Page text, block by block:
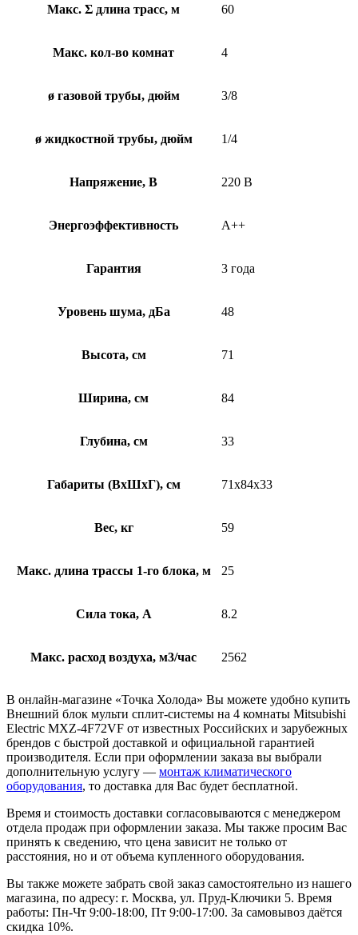
Макс. Σ длина трасс, м 60
Макс. кол-во комнат 4
ø газовой трубы, дюйм 3/8
ø жидкостной трубы, дюйм 1/4
Напряжение, В 220 В
Энергоэффективность А++
Гарантия 3 года
Уровень шума, дБа 48
Высота, см 71
Ширина, см 84
Глубина, см 33
Габариты (ВхШхГ), см 71x84x33
Вес, кг 59
Макс. длина трассы 1-го блока, м 25
Сила тока, А 8.2
Макс. расход воздуха, м3/час 2562
В онлайн-магазине «Точка Холода» Вы можете удобно купить
Внешний блок мульти сплит-системы на 4 комнаты Mitsubishi
Electric MXZ-4F72VF от известных Российских и зарубежных
брендов с быстрой доставкой и официальной гарантией
производителя. Если при оформлении заказа вы выбрали
дополнительную услугу — монтаж климатического
оборудования, то доставка для Вас будет бесплатной.
Время и стоимость доставки согласовываются с менеджером
отдела продаж при оформлении заказа. Мы также просим Вас
принять к сведению, что цена зависит не только от
расстояния, но и от объема купленного оборудования.
Вы также можете забрать свой заказ самостоятельно из нашего
магазина, по адресу: г. Москва, ул. Пруд-Ключики 5. Время
работы: Пн-Чт 9:00-18:00, Пт 9:00-17:00. За самовывоз даётся
скидка 10%.